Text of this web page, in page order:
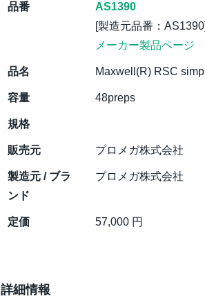
品番
AS1390
[製造元品番：AS1390]
メーカー製品ページ
品名 Maxwell(R) RSC
容量 48preps
規格
販売元 プロメガ株式会社
製造元 / ブラ
ンド
プロメガ株式会社
定価 57,000 円
詳細情報